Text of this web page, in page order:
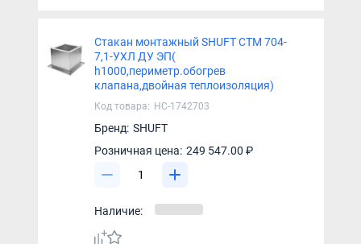
Стакан монтажный SHUFT СТМ 704-
7,1-УХЛ ДУ ЭП(
h1000,периметр.обогрев
клапана,двойная теплоизоляция)
Код товара: НС-1742703
Бренд: SHUFT
Розничная цена: 249 547.00 ₽
Наличие: